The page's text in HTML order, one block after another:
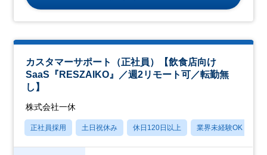
カスタマーサポート（正社員）【飲食店向け
SaaS『RESZAIKO』／週2リモート可／転勤無
し】
株式会社一休
正社員採用 土日祝休み 休日120日以上 業界未経験OK